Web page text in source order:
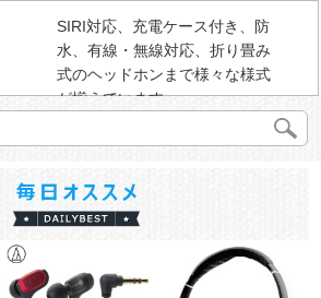
SIRI対応、充電ケース付き、防
水、有線・無線対応、折り畳み
式のヘッドホンまで様々な様式
が揃えています。